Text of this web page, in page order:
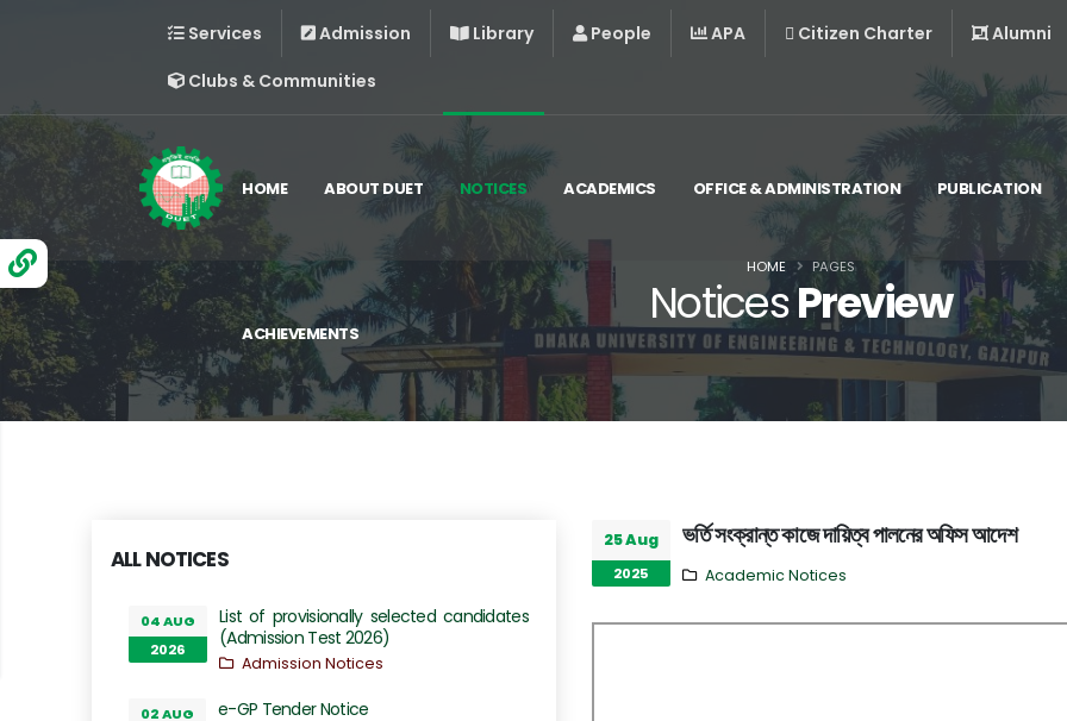
Services Admission Library People APA Citizen Charter
Alumni
Clubs & Communities
HOME ABOUT DUET NOTICES ACADEMICS OFFICE & ADMINISTRATION PUBLICATION
ACHIEVEMENTS
NoticesPreview
HOME PAGES
ALL NOTICES
04 AUG
2026
List of provisionally selected candidates
(Admission Test 2026)
Admission Notices
02 AUG
e-GP Tender Notice
25 Aug
2025
ভর্তি সংক্রান্ত কাজে দায়িত্ব পালনের অফিস আদেশ
Academic Notices